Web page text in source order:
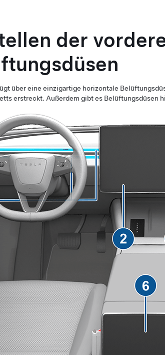
der
über eine einzigartige horizontale
erstreckt. Außerdem gibt es Belüftungsdüsen